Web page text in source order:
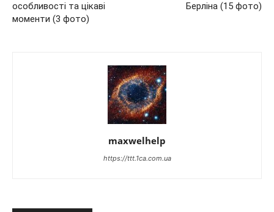
особливості та цікаві
моменти (3 фото)
Берліна (15 фото)
maxwelhelp
https://ttt.1ca.com.ua